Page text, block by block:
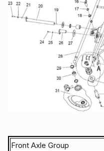
Front Axle Group